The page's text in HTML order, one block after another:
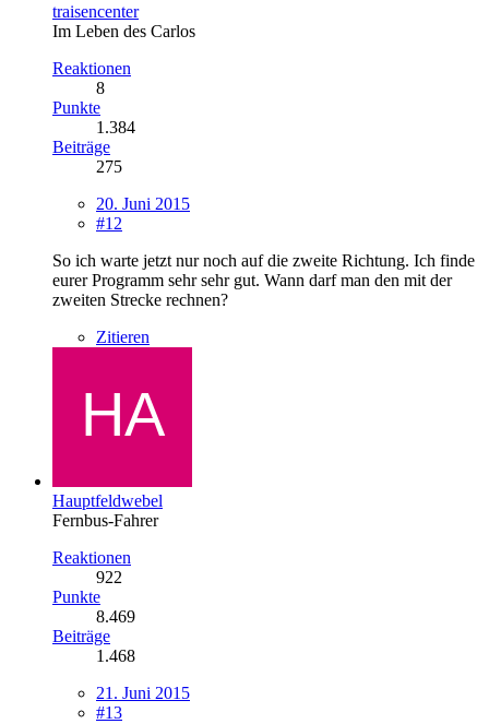
traisencenter
Im Leben des Carlos
Reaktionen
8
Punkte
1.384
Beiträge
275
20. Juni 2015
#12
So ich warte jetzt nur noch auf die zweite Richtung. Ich finde
eurer Programm sehr sehr gut. Wann darf man den mit der
zweiten Strecke rechnen?
Zitieren
Hauptfeldwebel
Fernbus-Fahrer
Reaktionen
922
Punkte
8.469
Beiträge
1.468
21. Juni 2015
#13